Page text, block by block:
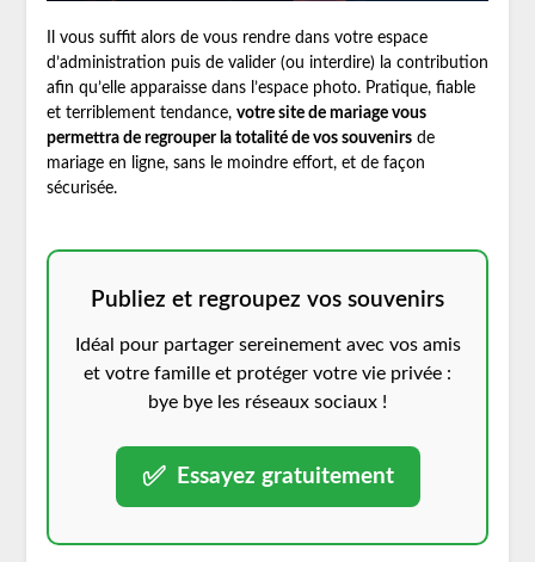
Il vous suffit alors de vous rendre dans votre espace
d’administration puis de valider (ou interdire) la contribution
afin qu’elle apparaisse dans l’espace photo. Pratique, fiable
et terriblement tendance, votre site de mariage vous
permettra de regrouper la totalité de vos souvenirsde
mariage en ligne, sans le moindre effort, et de façon
sécurisée.
Publiez et regroupez vos souvenirs
Idéal pour partager sereinement avec vos amis
et votre famille et protéger votre vie privée :
bye bye les réseaux sociaux !
✅ Essayez gratuitement